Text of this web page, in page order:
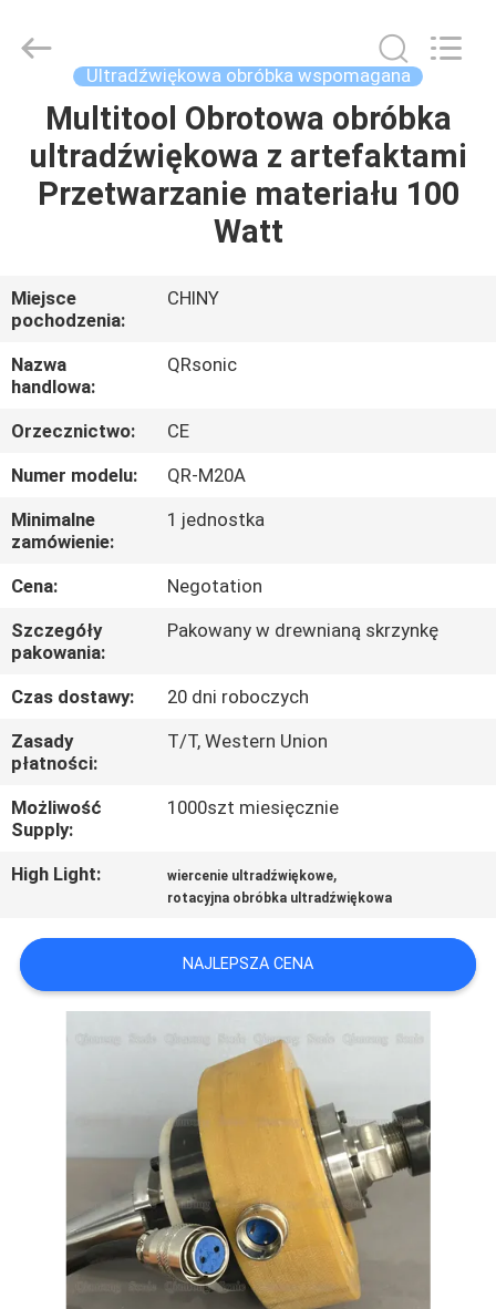
DOM
PRODUKTY
NAS
WYCIECZKA
PO
FABRYCE
KONTROLA
JAKOŚCI
SKONTAKTUJ
SIĘ
Z
NAMI
NOWOŚCI
SPRAWY
POPROŚ
O
WYCENĘ
POLITYKA
PRYWATNOŚCI
Equipment
Co.,Ltd.
Reserved.
Ultradźwiękowa obróbka wspomagana
Multitool Obrotowa obróbka
ultradźwiękowa z artefaktami
Przetwarzanie materiału 100
Watt
Miejsce
pochodzenia:
CHINY
Nazwa
handlowa:
QRsonic
Orzecznictwo:
CE
Numer modelu:
QR-M20A
Minimalne
zamówienie:
1 jednostka
Cena:
Negotation
Szczegóły
pakowania:
Pakowany w drewnianą skrzynkę
Czas dostawy:
20 dni roboczych
Zasady
płatności:
T/T, Western Union
Możliwość
Supply:
1000szt miesięcznie
High Light: wiercenie ultradźwiękowe,
rotacyjna obróbka ultradźwiękowa
NAJLEPSZA CENA